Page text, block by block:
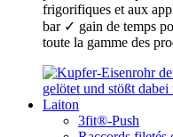
frigorifiques et aux
bar ✓ gain de temps
toute la gamme des
Laiton
3fit®-Push